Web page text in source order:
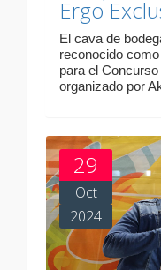
Ergo
El cava de
reconocido
para el
organizado por
29
Oct
2024